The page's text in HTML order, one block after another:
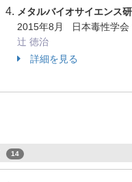
メタルバイオサイエンス
2015年8月 日本毒性学会
辻 徳治
詳細を見る
14